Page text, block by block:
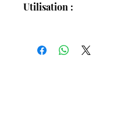
Utilisation :
d'une crème - gommage
partie inférieure est